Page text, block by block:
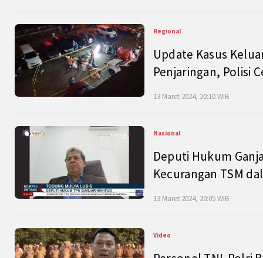
Regional
Update Kasus
Penjaringan, Polisi
13 Maret 2024, 20:10 WIB
Nasional
Deputi Hukum
Kecurangan TSM
13 Maret 2024, 20:05 WIB
Video